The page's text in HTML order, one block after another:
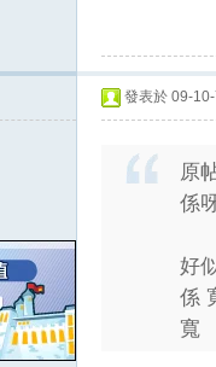
發表於 09-
原
係
好
係
寬